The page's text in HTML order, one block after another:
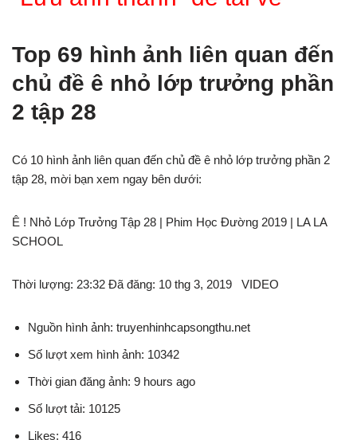
Top 69 hình ảnh liên quan đến
chủ đề ê nhỏ lớp trưởng phần
2 tập 28
Có 10 hình ảnh liên quan đến chủ đề ê nhỏ lớp trưởng phần 2
tập 28, mời bạn xem ngay bên dưới:
Ê ! Nhỏ Lớp Trưởng Tập 28 | Phim Học Đường 2019 | LA LA
SCHOOL
Thời lượng: 23:32 Đã đăng: 10 thg 3, 2019 VIDEO
Nguồn hình ảnh: truyenhinhcapsongthu.net
Số lượt xem hình ảnh: 10342
Thời gian đăng ảnh: 9 hours ago
Số lượt tải: 10125
Likes: 416